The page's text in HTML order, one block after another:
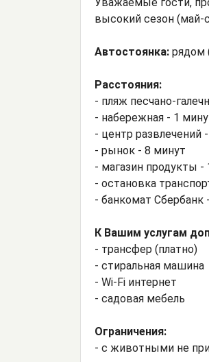
высокий сезон (май-
Автостоянка: рядом
Расстояния:
- пляж песчано-
- набережная - 1
- центр развлечений
- рынок - 8 минут
- магазин продукты -
- остановка
- банкомат Сбербанк
К Вашим услугам
- трансфер (платно)
- стиральная машина
- Wi-Fi интернет
- садовая мебель
Ограничения:
- с животными не